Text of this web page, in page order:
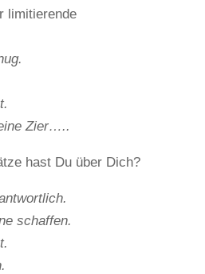
limitierende
Zier…..
hast Du über Dich?
schaffen.